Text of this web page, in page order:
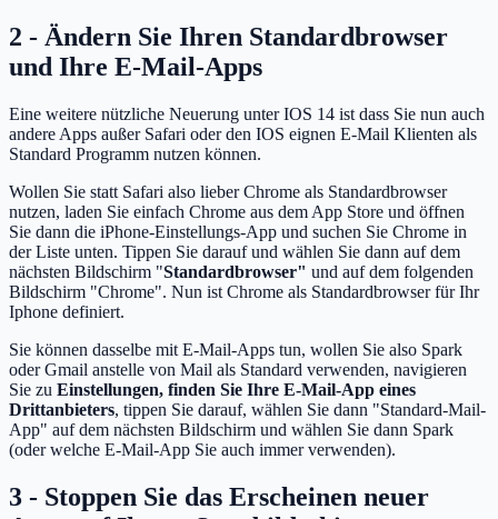
2 - Ändern Sie Ihren Standardbrowser
und Ihre E-Mail-Apps
Eine weitere nützliche Neuerung unter IOS 14 ist dass Sie nun auch
andere Apps außer Safari oder den IOS eignen E-Mail Klienten als
Standard Programm nutzen können.
Wollen Sie statt Safari also lieber Chrome als Standardbrowser
nutzen, laden Sie einfach Chrome aus dem App Store und öffnen
Sie dann die iPhone-Einstellungs-App und suchen Sie Chrome in
der Liste unten. Tippen Sie darauf und wählen Sie dann auf dem
nächsten Bildschirm "Standardbrowser" und auf dem folgenden
Bildschirm "Chrome". Nun ist Chrome als Standardbrowser für Ihr
Iphone definiert.
Sie können dasselbe mit E-Mail-Apps tun, wollen Sie also Spark
oder Gmail anstelle von Mail als Standard verwenden, navigieren
Sie zu Einstellungen, finden Sie Ihre E-Mail-App eines
Drittanbieters, tippen Sie darauf, wählen Sie dann "Standard-Mail-
App" auf dem nächsten Bildschirm und wählen Sie dann Spark
(oder welche E-Mail-App Sie auch immer verwenden).
3 - Stoppen Sie das Erscheinen neuer